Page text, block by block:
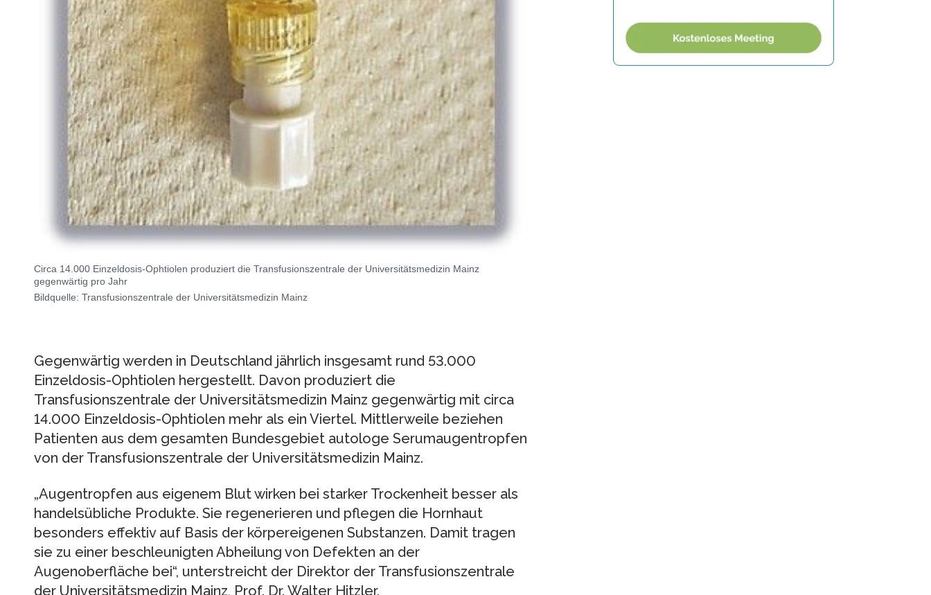
Circa 14.000 Einzeldosis-Ophtiolen produziert die Transfusionszentrale der Universitätsmedizin Mainz
gegenwärtig pro Jahr
Bildquelle: Transfusionszentrale der Universitätsmedizin Mainz
Gegenwärtig werden in Deutschland jährlich insgesamt rund 53.000
Einzeldosis-Ophtiolen hergestellt. Davon produziert die
Transfusionszentrale der Universitätsmedizin Mainz gegenwärtig mit circa
14.000 Einzeldosis-Ophtiolen mehr als ein Viertel. Mittlerweile beziehen
Patienten aus dem gesamten Bundesgebiet autologe Serumaugentropfen
von der Transfusionszentrale der Universitätsmedizin Mainz.
„Augentropfen aus eigenem Blut wirken bei starker Trockenheit besser als
handelsübliche Produkte. Sie regenerieren und pflegen die Hornhaut
besonders effektiv auf Basis der körpereigenen Substanzen. Damit tragen
sie zu einer beschleunigten Abheilung von Defekten an der
Augenoberfläche bei“, unterstreicht der Direktor der Transfusionszentrale
der Universitätsmedizin Mainz, Prof. Dr. Walter Hitzler.